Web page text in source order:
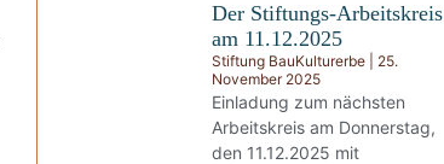
Der Stiftungs-Arbeitskreis
am 11.12.2025
Stiftung BauKulturerbe
25.
November 2025
Einladung zum nächsten
Arbeitskreis am Donnerstag,
den 11.12.2025 mit